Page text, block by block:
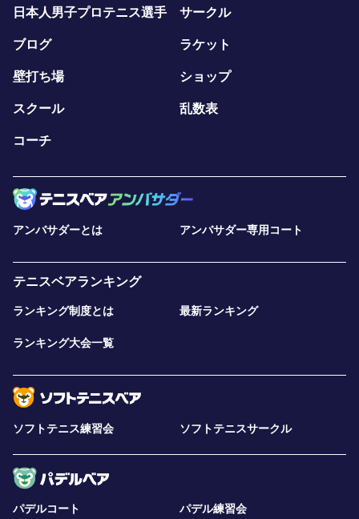
だくことが可能です。
なお、試合時間に関してですが、短すぎると思われる方も
多いと思います。
確かに、普通の試合と比べると短いです。
でも、時間以上に試合の中身を濃くするある仕掛けがござ
です。
実際、以前の大会に来てくださった方からもこのような感
「参加する前は、試合時間がちょっと短いかなと思ってい
ありがとうございました。」
「試合時間が一見短く感じますが、実際にやってみると。
たので、非常に楽しかったです。
また、シングルスの戦い方を学ぶことができました。また
参加したいです。」
（RMさん 目黒区）
日本人男子プロテニス選手 サークル
ブログ ラケット
壁打ち場 ショップ
スクール 乱数表
コーチ
アンバサダーとは アンバサダー専用コート
テニスベアランキング
ランキング制度とは 最新ランキング
ランキング大会一覧
ソフトテニス練習会 ソフトテニスサークル
パデルコート
パデル練習会